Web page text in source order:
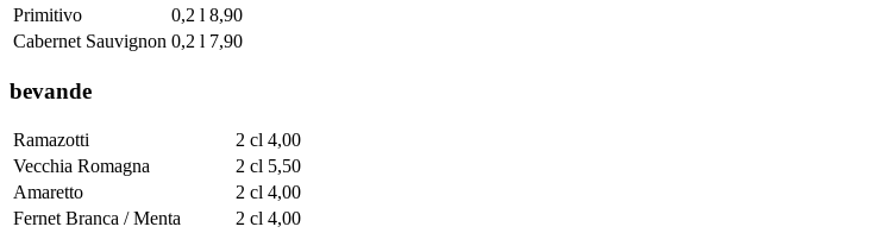
Primitivo
0,2 l 8,90
Cabernet Sauvignon 0,2 l 7,90
bevande
Ramazotti 2 cl 4,00
Vecchia Romagna
2 cl 5,50
Amaretto
2 cl 4,00
Fernet Branca / Menta
2 cl 4,00